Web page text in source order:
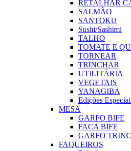
RETALHAR
SALMÃO
SANTOKU
Sushi/Sashimi
TALHO
TOMATE E
TORNEAR
TRINCHAR
UTILITÁRIA
VEGETAIS
YANAGIBA
Edições
MESA
GARFO BIFE
FACA BIFE
GARFO
FAQUEIROS